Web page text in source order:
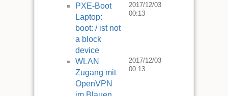
PXE-Boot
Laptop:
boot: / ist not
a block
device
2017/12/03
00:13
WLAN
Zugang mit
OpenVPN
2017/12/03
00:13